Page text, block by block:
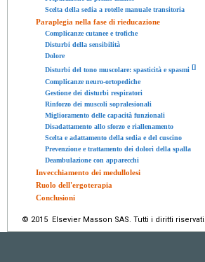
Scelta della sedia a rotelle manuale transitoria
Paraplegia nella fase di rieducazione
Complicanze cutanee e trofiche
Disturbi della sensibilità
Dolore
Disturbi del tono muscolare: spasticità e spasmi []
Complicanze neuro-ortopediche
Gestione dei disturbi respiratori
Rinforzo dei muscoli sopralesionali
Miglioramento delle capacità funzionali
Disadattamento allo sforzo e riallenamento
Scelta e adattamento della sedia e del cuscino
Prevenzione e trattamento dei dolori della spalla
Deambulazione con apparecchi
Invecchiamento dei medullolesi
Ruolo dell'ergoterapia
Conclusioni
© 2015 Elsevier Masson SAS. Tutti i diritti riservati.